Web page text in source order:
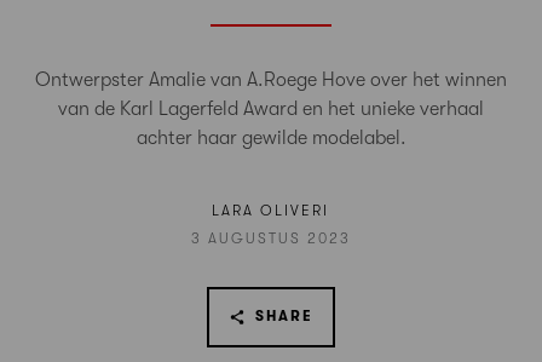
Ontwerpster Amalie van A.Roege Hove over het winnen
van de Karl Lagerfeld Award en het unieke verhaal
achter haar gewilde modelabel.
LARA OLIVERI
3 AUGUSTUS 2023
SHARE